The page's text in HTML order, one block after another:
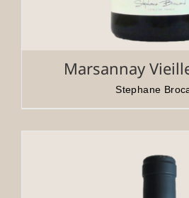
Marsannay
Stephane